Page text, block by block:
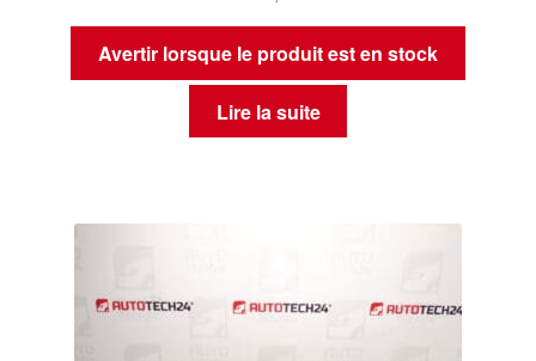
Avertir lorsque le produit est en stock
Lire la suite